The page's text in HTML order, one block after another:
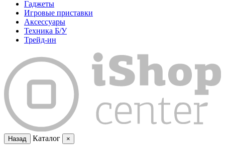
Гаджеты
Игровые приставки
Аксессуары
Техника Б/У
Трейд-ин
Назад Каталог ×